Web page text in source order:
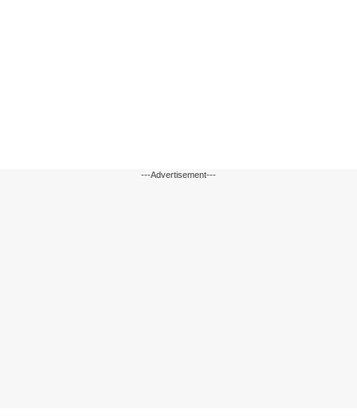
---Advertisement---